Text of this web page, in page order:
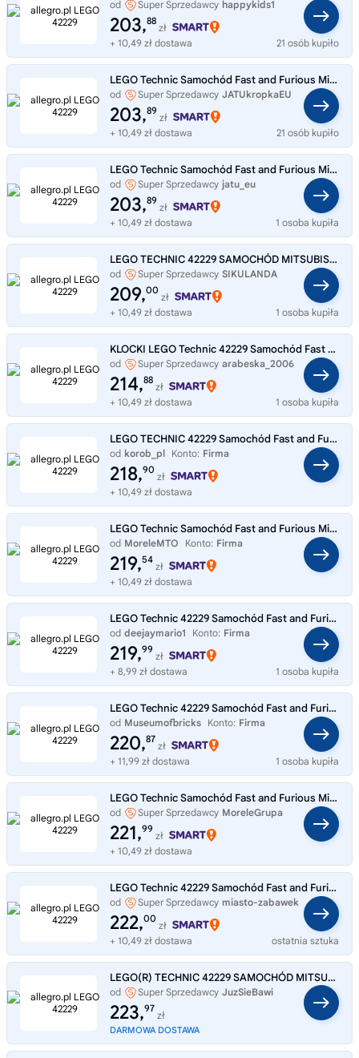
od Super Sprzedawcy happykids1
203,88
zł
+ 10,49 zł dostawa
21 osób kupiło
LEGO Technic Samochód Fast and Furious Mitsubishi Eclipse 42229
od Super Sprzedawcy JATUkropkaEU
203,89
zł
+ 10,49 zł dostawa
21 osób kupiło
LEGO Technic Samochód Fast and Furious Mitsubishi Eclipse 42229
od Super Sprzedawcy jatu_eu
203,89
zł
+ 10,49 zł dostawa
1 osoba kupiła
LEGO TECHNIC 42229 SAMOCHÓD MITSUBISHI
od Super Sprzedawcy SIKULANDA
209,00
zł
+ 10,49 zł dostawa
1 osoba kupiła
KLOCKI LEGO Technic 42229 Samochód Fast and Furious Mitsubishi Eclipse
od Super Sprzedawcy arabeska_2006
214,88
zł
+ 10,49 zł dostawa
1 osoba kupiła
LEGO TECHNIC 42229 Samochód Fast and Furious Mitsubishi Eclipse, zestaw +14
od korob_pl Konto: Firma
218,90
zł
+ 10,49 zł dostawa
LEGO Technic Samochód Fast and Furious Mitsubishi Eclipse (42229)
od MoreleMTO Konto: Firma
219,54
zł
+ 10,49 zł dostawa
LEGO Technic 42229 Samochód Fast and Furious Mitsubishi Eclipse
od deejaymario1 Konto: Firma
219,99
zł
+ 8,99 zł dostawa
1 osoba kupiła
LEGO Technic 42229 Samochód Fast and Furious Mitsubishi Eclipse
od Museumofbricks Konto: Firma
220,87
zł
+ 11,99 zł dostawa
1 osoba kupiła
LEGO Technic Samochód Fast and Furious Mitsubishi Eclipse (42229)
od Super Sprzedawcy MoreleGrupa
221,99
zł
+ 10,49 zł dostawa
LEGO Technic 42229 Samochód Fast and Furious Mitsubishi Eclipse
od Super Sprzedawcy miasto-zabawek
222,00
zł
+ 10,49 zł dostawa
ostatnia sztuka
LEGO(R) TECHNIC 42229 SAMOCHÓD MITSUBISHI
od Super Sprzedawcy JuzSieBawi
223,97
zł
DARMOWA DOSTAWA